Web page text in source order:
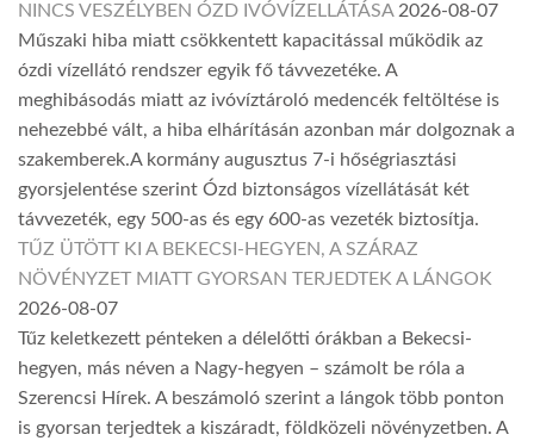
NINCS VESZÉLYBEN ÓZD IVÓVÍZELLÁTÁSA 2026-08-07
Műszaki hiba miatt csökkentett kapacitással működik az
ózdi vízellátó rendszer egyik fő távvezetéke. A
meghibásodás miatt az ivóvíztároló medencék feltöltése is
nehezebbé vált, a hiba elhárításán azonban már dolgoznak a
szakemberek.A kormány augusztus 7-i hőségriasztási
gyorsjelentése szerint Ózd biztonságos vízellátását két
távvezeték, egy 500-as és egy 600-as vezeték biztosítja.
TŰZ ÜTÖTT KI A BEKECSI-HEGYEN, A SZÁRAZ
NÖVÉNYZET MIATT GYORSAN TERJEDTEK A LÁNGOK
2026-08-07
Tűz keletkezett pénteken a délelőtti órákban a Bekecsi-
hegyen, más néven a Nagy-hegyen – számolt be róla a
Szerencsi Hírek. A beszámoló szerint a lángok több ponton
is gyorsan terjedtek a kiszáradt, földközeli növényzetben. A